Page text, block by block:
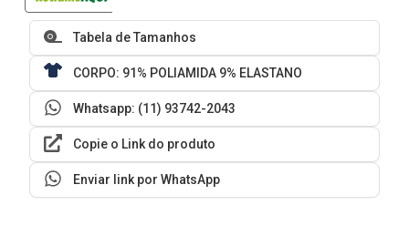
Tabela de Tamanhos
CORPO: 91% POLIAMIDA 9% ELASTANO
Whatsapp: (11) 93742-2043
Copie o Link do produto
Enviar link por WhatsApp